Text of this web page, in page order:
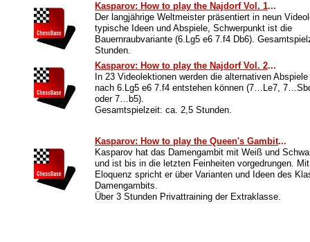
Kasparov: How to play the Najdorf Vol. 1...
Der langjährige Weltmeister präsentiert in neun
typische Ideen und Abspiele, Schwerpunkt ist die
Bauernraubvariante (6.Lg5 e6 7.f4 Db6).
Stunden.
Kasparov: How to play the Najdorf Vol. 2...
In 23 Videolektionen werden die alternativen
nach 6.Lg5 e6 7.f4 entstehen können (7…Le7,
oder 7…b5).
Gesamtspielzeit: ca. 2,5 Stunden.
Kasparov: How to play the Queen's Gambit...
Kasparov hat das Damengambit mit Weiß und
und ist bis in die letzten Feinheiten vorgedrungen.
Eloquenz spricht er über Varianten und Ideen des
Damengambits.
Über 3 Stunden Privattraining der Extraklasse.